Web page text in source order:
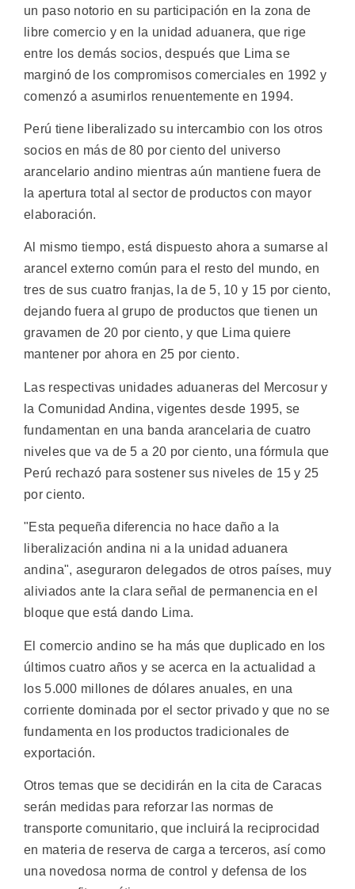
un paso notorio en su participación en la zona de
libre comercio y en la unidad aduanera, que rige
entre los demás socios, después que Lima se
marginó de los compromisos comerciales en 1992 y
comenzó a asumirlos renuentemente en 1994.
Perú tiene liberalizado su intercambio con los otros
socios en más de 80 por ciento del universo
arancelario andino mientras aún mantiene fuera de
la apertura total al sector de productos con mayor
elaboración.
Al mismo tiempo, está dispuesto ahora a sumarse al
arancel externo común para el resto del mundo, en
tres de sus cuatro franjas, la de 5, 10 y 15 por ciento,
dejando fuera al grupo de productos que tienen un
gravamen de 20 por ciento, y que Lima quiere
mantener por ahora en 25 por ciento.
Las respectivas unidades aduaneras del Mercosur y
la Comunidad Andina, vigentes desde 1995, se
fundamentan en una banda arancelaria de cuatro
niveles que va de 5 a 20 por ciento, una fórmula que
Perú rechazó para sostener sus niveles de 15 y 25
por ciento.
"Esta pequeña diferencia no hace daño a la
liberalización andina ni a la unidad aduanera
andina", aseguraron delegados de otros países, muy
aliviados ante la clara señal de permanencia en el
bloque que está dando Lima.
El comercio andino se ha más que duplicado en los
últimos cuatro años y se acerca en la actualidad a
los 5.000 millones de dólares anuales, en una
corriente dominada por el sector privado y que no se
fundamenta en los productos tradicionales de
exportación.
Otros temas que se decidirán en la cita de Caracas
serán medidas para reforzar las normas de
transporte comunitario, que incluirá la reciprocidad
en materia de reserva de carga a terceros, así como
una novedosa norma de control y defensa de los